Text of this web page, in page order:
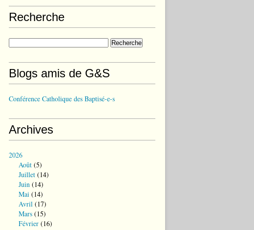
Recherche
Blogs amis de G&S
Conférence Catholique des Baptisé-e-s
Archives
2026
Août (5)
Juillet (14)
Juin (14)
Mai (14)
Avril (17)
Mars (15)
Février (16)